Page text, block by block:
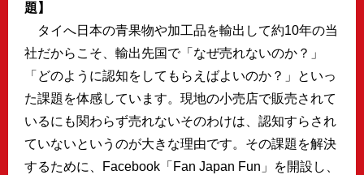
題】
タイへ日本の青果物や加工品を輸出して約10年の当
社だからこそ、輸出先国で「なぜ売れないのか？」
「どのように認知をしてもらえばよいのか？」といっ
た課題を体感しています。現地の小売店で販売されて
いるにも関わらず売れないそのわけは、認知すらされ
ていないというのが大きな理由です。その課題を解決
するために、Facebook「Fan Japan Fun」を開設し、